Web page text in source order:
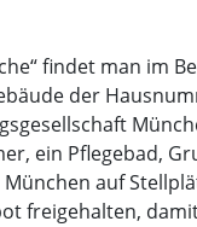
findet man im
der
ein Pflegebad,
München auf
freigehalten,